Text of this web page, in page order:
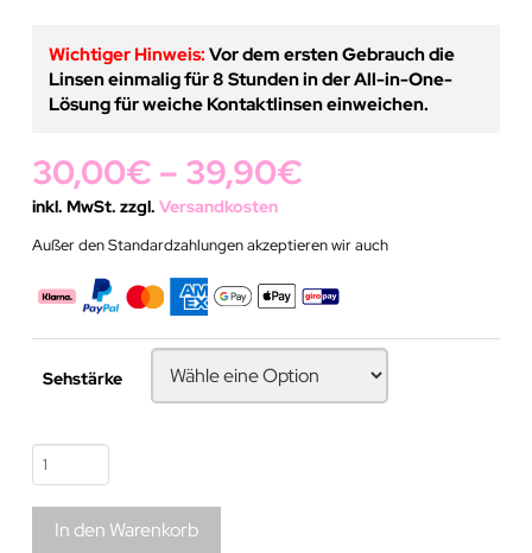
Wichtiger Hinweis:Vor dem ersten Gebrauch die
Linsen einmalig für 8 Stunden in der All-in-One-
Lösung für weiche Kontaktlinsen einweichen.
30,00€ – 39,90€
inkl. MwSt. zzgl. Versandkosten
Außer den Standardzahlungen akzeptieren wir auch
Sehstärke
Bunte
Kontaktlinse
|
Orient
In den Warenkorb